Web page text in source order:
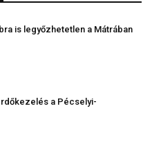
is legyőzhetetlen a Mátrában
a Pécselyi-